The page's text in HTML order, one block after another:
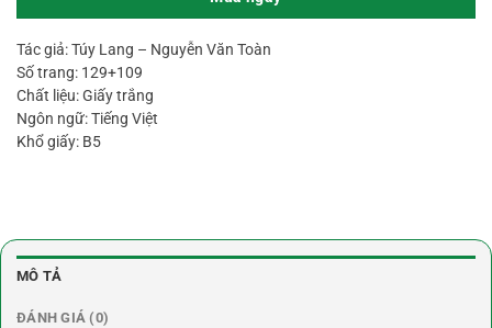
Tác giả: Túy Lang – Nguyễn Văn Toàn
Số trang: 129+109
Chất liệu: Giấy trắng
Ngôn ngữ: Tiếng Việt
Khổ giấy: B5
MÔ TẢ
ĐÁNH GIÁ (0)